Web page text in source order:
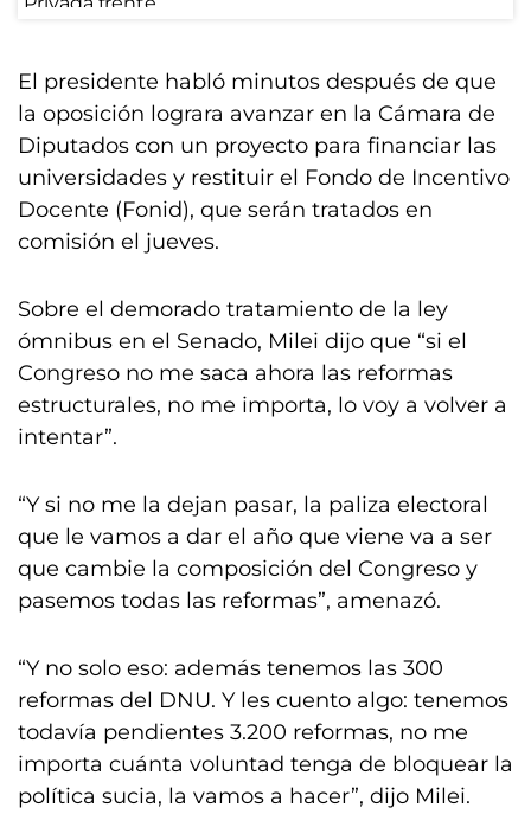
El presidente habló minutos después de que
la oposición lograra avanzar en la Cámara de
Diputados con un proyecto para financiar las
universidades y restituir el Fondo de Incentivo
Docente (Fonid), que serán tratados en
comisión el jueves.
Sobre el demorado tratamiento de la ley
ómnibus en el Senado, Milei dijo que “si el
Congreso no me saca ahora las reformas
estructurales, no me importa, lo voy a volver a
intentar”.
“Y si no me la dejan pasar, la paliza electoral
que le vamos a dar el año que viene va a ser
que cambie la composición del Congreso y
pasemos todas las reformas”, amenazó.
“Y no solo eso: además tenemos las 300
reformas del DNU. Y les cuento algo: tenemos
todavía pendientes 3.200 reformas, no me
importa cuánta voluntad tenga de bloquear la
política sucia, la vamos a hacer”, dijo Milei.